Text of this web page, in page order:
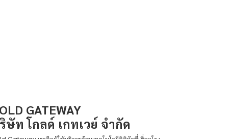
GATEWAY
ษัท โกลด์ เกทเวย์ จำกัด